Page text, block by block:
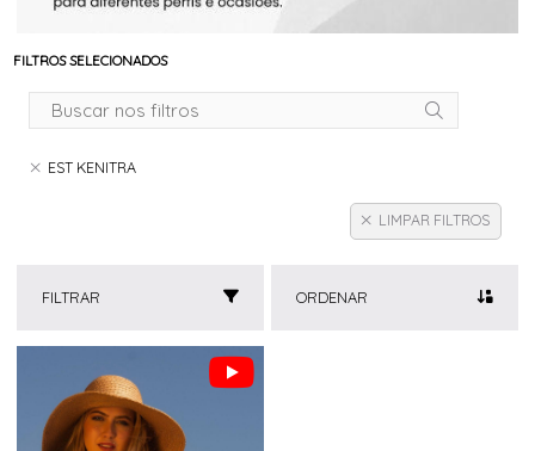
FILTROS SELECIONADOS
EST KENITRA
LIMPAR FILTROS
FILTRAR ORDENAR